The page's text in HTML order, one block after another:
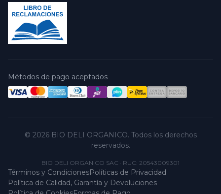
Métodos de pago aceptados
© 2026 BIO DELI ORGANICO. Todos los derechos
reservados.
BIO DELI ORGANICO SAC · RUC: 20543009301
Términos y CondicionesPolíticas de Privacidad
Política de Calidad, Garantía y Devoluciones